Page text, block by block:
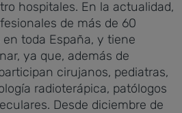
hospitales. En la actualidad,
de más de 60
toda España, y tiene
ya que, además de
cirujanos, pediatras,
radioterápica, patólogos
Desde diciembre de